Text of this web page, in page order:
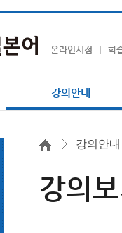
온라인서점 학
강의안내
강의안내
강의